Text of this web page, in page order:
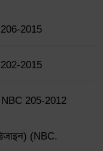
2015
2015
205-2012
(NBC.